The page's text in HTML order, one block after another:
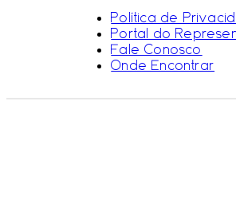
Política de
Portal do
Fale Conosco
Onde Encontrar